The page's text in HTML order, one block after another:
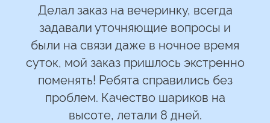
Делал заказ на вечеринку, всегда
задавали уточняющие вопросы и
были на связи даже в ночное время
суток, мой заказ пришлось экстренно
поменять! Ребята справились без
проблем. Качество шариков на
высоте, летали 8 дней.